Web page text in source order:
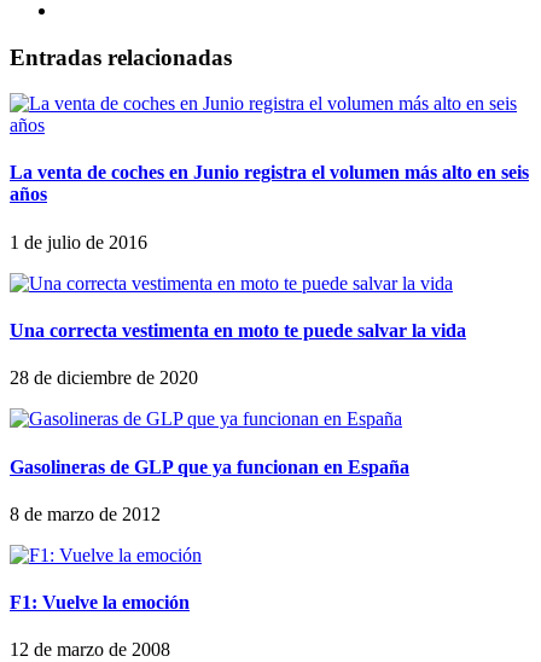
Entradas relacionadas
La venta de coches en Junio registra el volumen más alto en seis
años
1 de julio de 2016
Una correcta vestimenta en moto te puede salvar la vida
28 de diciembre de 2020
Gasolineras de GLP que ya funcionan en España
8 de marzo de 2012
F1: Vuelve la emoción
12 de marzo de 2008